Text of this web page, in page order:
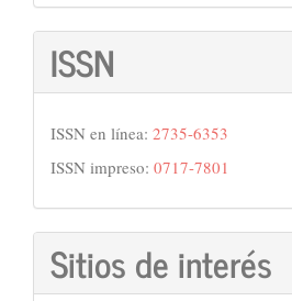
ISSN
ISSN en línea: 2735-6353
ISSN impreso: 0717-7801
Sitios de interés